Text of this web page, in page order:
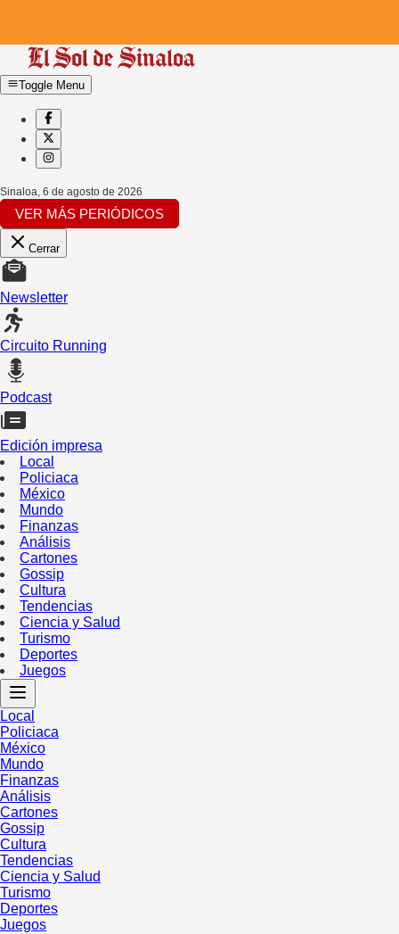
Toggle Menu
Sinaloa, 6 de agosto de 2026
VER MÁS PERIÓDICOS
Cerrar
Newsletter
Circuito Running
Podcast
Edición impresa
Local
Policiaca
México
Mundo
Finanzas
Análisis
Cartones
Gossip
Cultura
Tendencias
Ciencia y Salud
Turismo
Deportes
Juegos
Local
Policiaca
México
Mundo
Finanzas
Análisis
Cartones
Gossip
Cultura
Tendencias
Ciencia y Salud
Turismo
Deportes
Juegos